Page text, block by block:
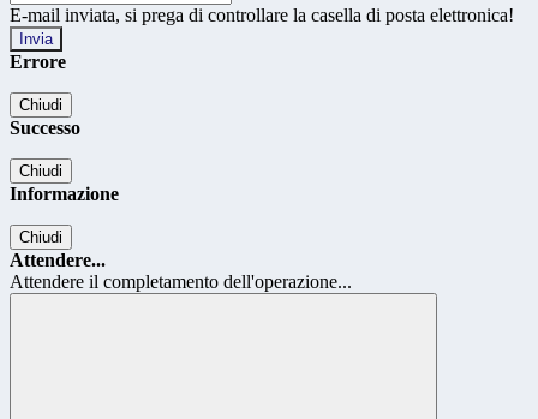
E-mail inviata, si prega di controllare la casella di posta elettronica!
Errore
Chiudi
Successo
Chiudi
Informazione
Chiudi
Attendere...
Attendere il completamento dell'operazione...